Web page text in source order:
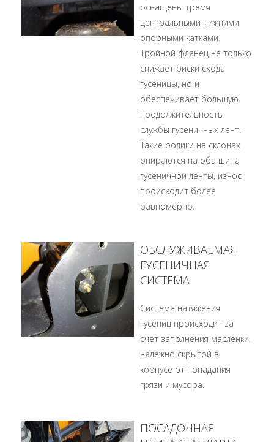
оснащены тремя
центральными нижними
опорными катками.
Тройной фланец не только
снижает риски схода
гусеницы, но и
обеспечивает большую
продолжительность
службы гусеничных лент.
Такие ролики на склонах
опираются на оба шипа
гусеничной ленты, износ
происходит более
равномерно.
ОБСЛУЖИВАЕМАЯ
ГУСЕНИЧНАЯ
СИСТЕМА
Система натяжения
гусениц происходит за
счет заполнения масленки,
надежно скрытой в
корпусе от попадания
грязи и мусора.
ПОСАДОЧНАЯ